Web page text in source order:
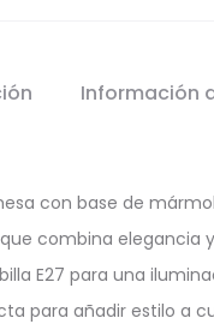
Información
con base de
combina elegancia
E27 para una
para añadir estilo a